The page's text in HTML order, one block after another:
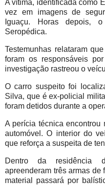
A vítima, identificada como
vez em imagens de
Iguaçu. Horas depois,
Seropédica.
Testemunhas relataram
foram os responsáveis
investigação rastreou o
O carro suspeito foi
Silva, que é ex-policial
foram detidos durante a
A perícia técnica encontrou
automóvel. O interior do
que reforça a suspeita de
Dentro da residência
apreenderam três armas de
material passará por